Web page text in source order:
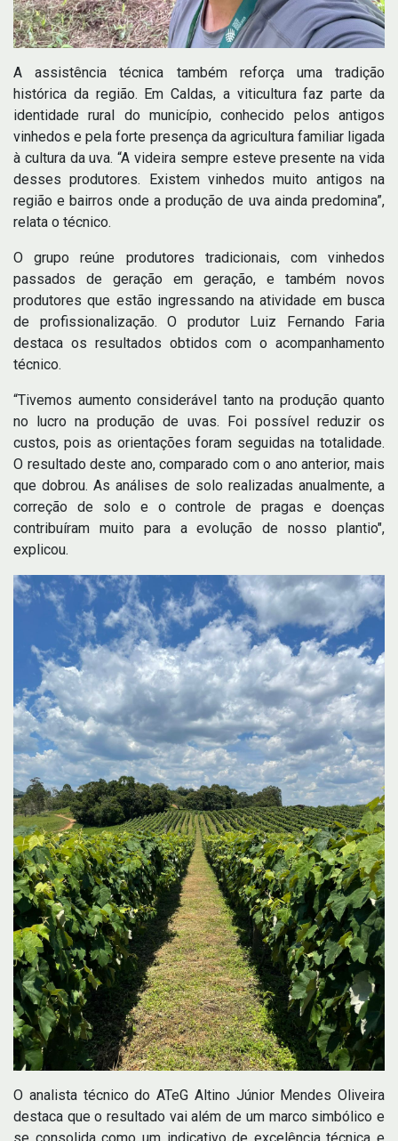
A assistência técnica também reforça uma tradição
histórica da região. Em Caldas, a viticultura faz parte da
identidade rural do município, conhecido pelos antigos
vinhedos e pela forte presença da agricultura familiar ligada
à cultura da uva. “A videira sempre esteve presente na vida
desses produtores. Existem vinhedos muito antigos na
região e bairros onde a produção de uva ainda predomina”,
relata o técnico.
O grupo reúne produtores tradicionais, com vinhedos
passados de geração em geração, e também novos
produtores que estão ingressando na atividade em busca
de profissionalização. O produtor Luiz Fernando Faria
destaca os resultados obtidos com o acompanhamento
técnico.
“Tivemos aumento considerável tanto na produção quanto
no lucro na produção de uvas. Foi possível reduzir os
custos, pois as orientações foram seguidas na totalidade.
O resultado deste ano, comparado com o ano anterior, mais
que dobrou. As análises de solo realizadas anualmente, a
correção de solo e o controle de pragas e doenças
contribuíram muito para a evolução de nosso plantio",
explicou.
O analista técnico do ATeG Altino Júnior Mendes Oliveira
destaca que o resultado vai além de um marco simbólico e